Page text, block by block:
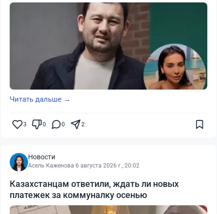
Читать дальше →
3 0 0 2
Новости
Асель Каженова·6 августа 2026 г., 20:02
Казахстанцам ответили, ждать ли новых
платежек за коммуналку осенью